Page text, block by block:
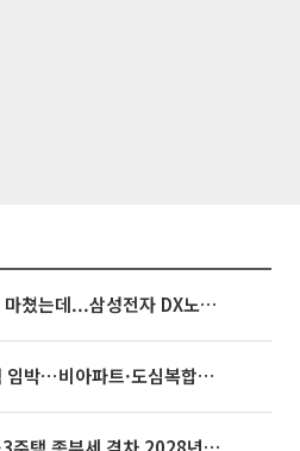
3445억 자사주 지급 마쳤는데...삼성전자 DX노조, 뒤늦은 '떼쓰기 집회'
영끌 '주택공급' 대책 임박⋯비아파트·도심복합까지 총동원